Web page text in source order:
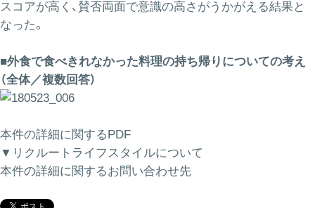
スコアが高く、賛否両面で意識の高さがうかがえる結果と
なった。
■外食で食べきれなかった料理の持ち帰りについての考え
（全体／複数回答）
本件の詳細に関するPDF
▼リクルートライフスタイルについて
本件の詳細に関するお問い合わせ先